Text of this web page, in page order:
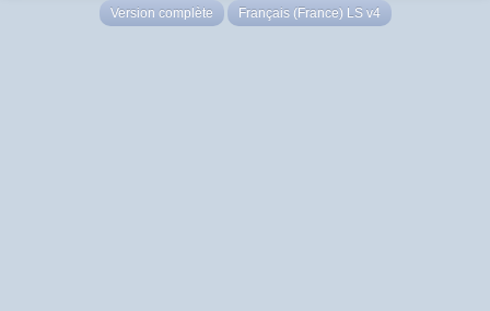
Version complète Français (France) LS v4